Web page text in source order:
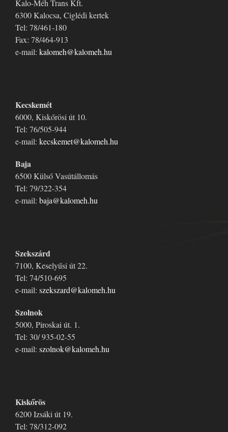
Kalo-Méh Trans Kft.
6300 Kalocsa, Ciglédi kertek
Tel: 78/461-180
Fax: 78/464-913
e-mail: kalomeh@kalomeh.hu
Kecskemét
6000, Kiskőrösi út 10.
Tel: 76/505-944
e-mail: kecskemet@kalomeh.hu
Baja
6500 Külső Vasútállomás
Tel: 79/322-354
e-mail: baja@kalomeh.hu
Szekszárd
7100, Keselyűsi út 22.
Tel: 74/510-695
e-mail: szekszard@kalomeh.hu
Szolnok
5000, Piroskai út. 1.
Tel: 30/ 935-02-55
e-mail: szolnok@kalomeh.hu
Kiskőrös
6200 Izsáki út 19.
Tel: 78/312-092